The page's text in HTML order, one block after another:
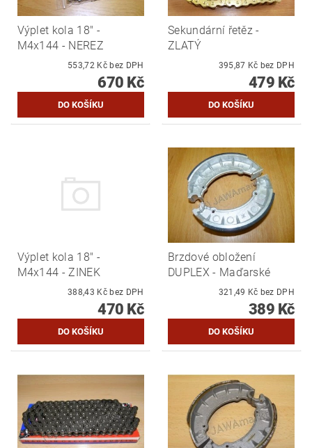
Výplet kola 18" -
M4x144 - NEREZ
553,72 Kč bez DPH
670 Kč
Sekundární řetěz -
ZLATÝ
395,87 Kč bez DPH
479 Kč
Výplet kola 18" -
M4x144 - ZINEK
388,43 Kč bez DPH
470 Kč
Brzdové obložení
DUPLEX - Maďarské
321,49 Kč bez DPH
389 Kč